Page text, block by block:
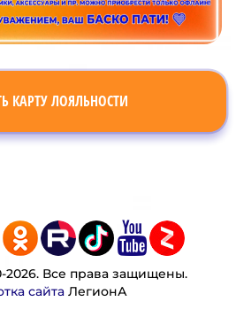
КАРТУ ЛОЯЛЬНОСТИ
Все права защищены.
сайтаЛегионА